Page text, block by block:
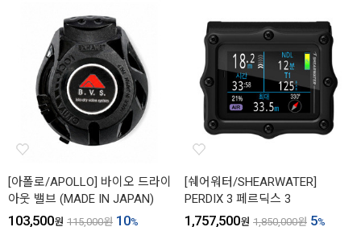
[아폴로/APOLLO] 바이오 드라이
아웃 밸브 (MADE IN JAPAN)
103,500원 115,000원 10%
[쉐어워터/SHEARWATER]
PERDIX 3 페르딕스 3
1,757,500원 1,850,000원 5%